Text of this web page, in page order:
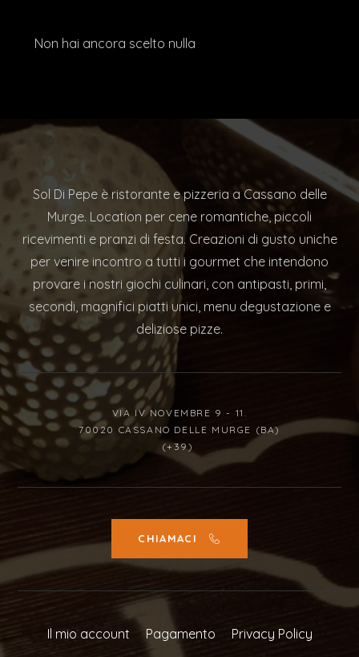
Non hai ancora scelto nulla
Sol Di Pepe è ristorante e pizzeria a Cassano delle
Murge. Location per cene romantiche, piccoli
ricevimenti e pranzi di festa. Creazioni di gusto uniche
per venire incontro a tutti i gourmet che intendono
provare i nostri giochi culinari, con antipasti, primi,
secondi, magnifici piatti unici, menu degustazione e
deliziose pizze.
VIA IV NOVEMBRE 9 - 11.
70020 CASSANO DELLE MURGE (BA)
(+39)
CHIAMACI
Il mio account Pagamento Privacy Policy